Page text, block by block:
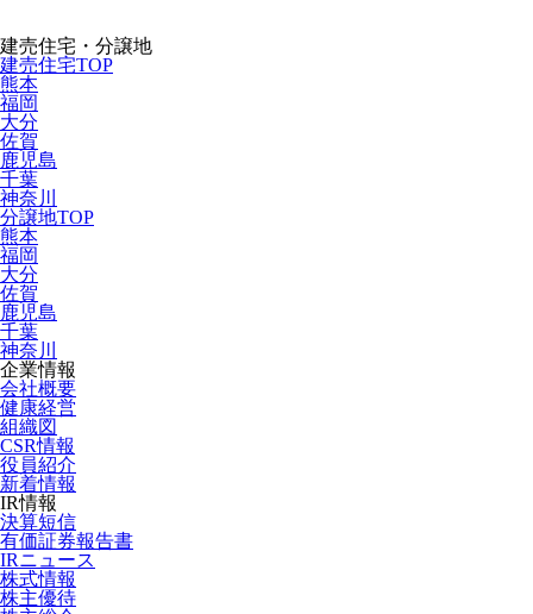
建売住宅・分譲地
建売住宅TOP
熊本
福岡
大分
佐賀
鹿児島
千葉
神奈川
分譲地TOP
熊本
福岡
大分
佐賀
鹿児島
千葉
神奈川
企業情報
会社概要
健康経営
組織図
CSR情報
役員紹介
新着情報
IR情報
決算短信
有価証券報告書
IRニュース
株式情報
株主優待